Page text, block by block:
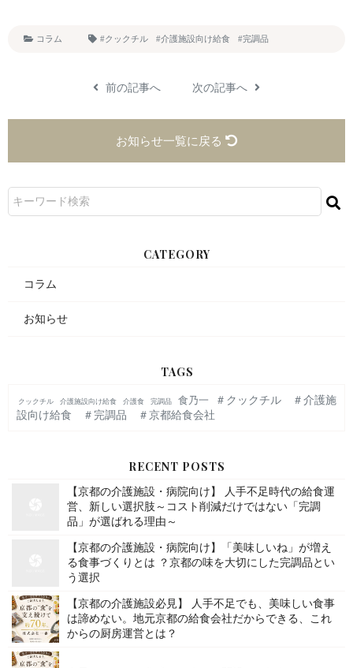
コラム #クックチル #介護施設向け給食 #完調品
前の記事へ 次の記事へ
お知らせ一覧に戻る
CATEGORY
コラム
お知らせ
TAGS
クックチル 介護施設向け給食 介護食 完調品 食乃一
＃クックチル ＃介護施
設向け給食 ＃完調品 ＃京都給食会社
RECENT POSTS
【京都の介護施設・病院向け】 人手不足時代の給食運
営、新しい選択肢～コスト削減だけではない「完調
品」が選ばれる理由～
【京都の介護施設・病院向け】「美味しいね」が増え
る食事づくりとは ？京都の味を大切にした完調品とい
う選択
【京都の介護施設必見】 人手不足でも、美味しい食事
は諦めない。地元京都の給食会社だからできる、これ
からの厨房運営とは？